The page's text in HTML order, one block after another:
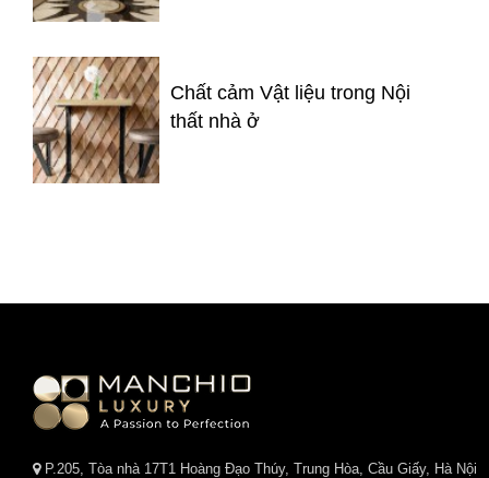
Chất cảm Vật liệu trong Nội
thất nhà ở
P.205, Tòa nhà 17T1 Hoàng Đạo Thúy, Trung Hòa, Cầu Giấy, Hà Nội